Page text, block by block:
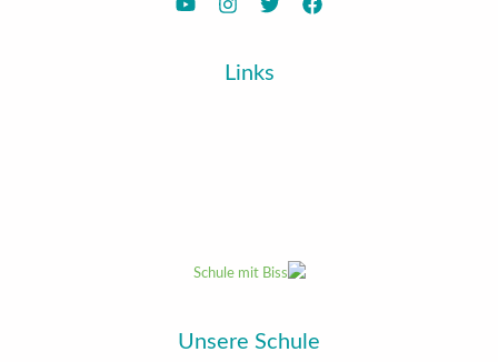
Links
Unsere Schule